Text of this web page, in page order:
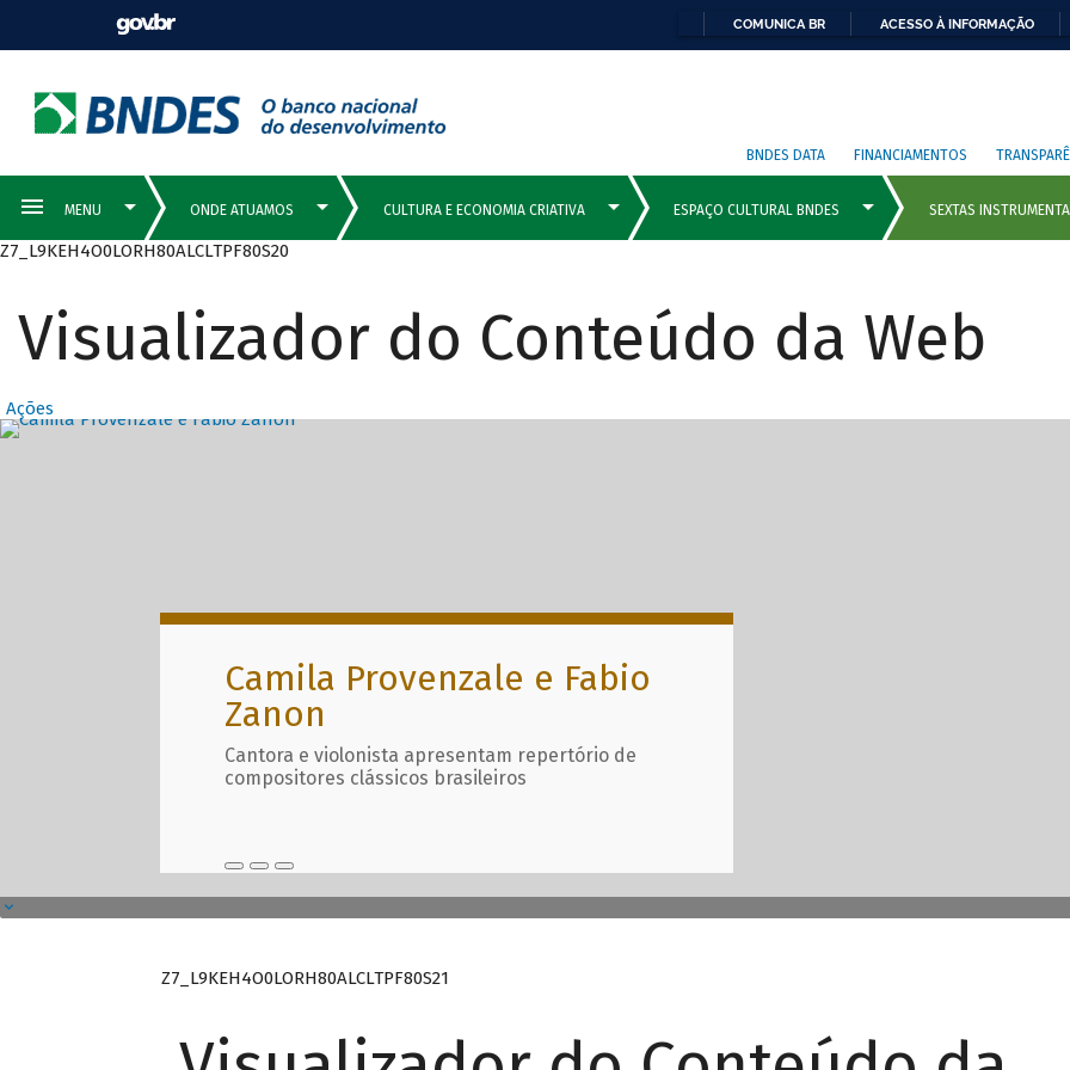
COMUNICA BR ACESSO À INFORMAÇÃO
BNDES DATA FINANCIAMENTOS
Z7_L9KEH4O0LORH80ALCLTPF80S20
Visualizador do Conteúdo da Web
Ações
Destaques Principais com
Camila Provenzale e Fabio
Zanon
Cantora e violonista apresentam repertório de
compositores clássicos brasileiros
Z7_L9KEH4O0LORH80ALCLTPF80S21